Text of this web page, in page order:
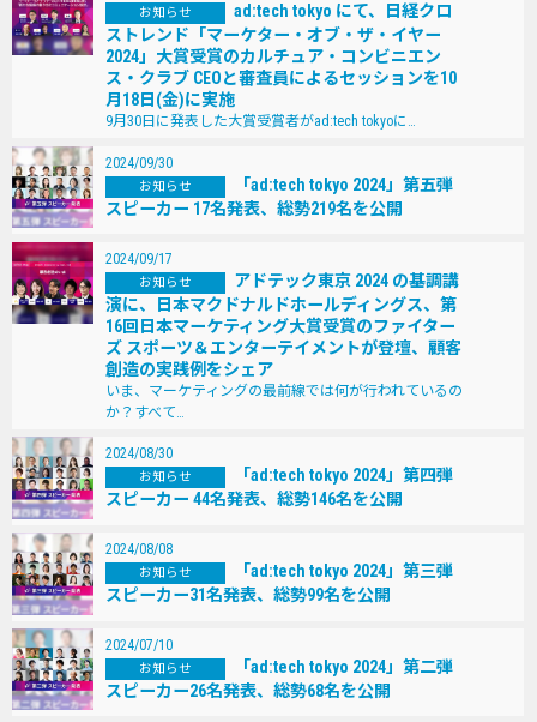
お知らせ
ad:tech tokyo にて、日経クロ
ストレンド「マーケター・オブ・ザ・イヤー
2024」大賞受賞のカルチュア・コンビニエン
ス・クラブ CEOと審査員によるセッションを10
月18日(金)に実施
9月30日に発表した大賞受賞者がad:tech tokyoに…
2024/09/30
お知らせ
「ad:tech tokyo 2024」第五弾
スピーカー 17名発表、総勢219名を公開
2024/09/17
お知らせ
アドテック東京 2024 の基調講
演に、日本マクドナルドホールディングス、第
16回日本マーケティング大賞受賞のファイター
ズ スポーツ＆エンターテイメントが登壇、顧客
創造の実践例をシェア
いま、マーケティングの最前線では何が行われているの
か？すべて…
2024/08/30
お知らせ
「ad:tech tokyo 2024」第四弾
スピーカー 44名発表、総勢146名を公開
2024/08/08
お知らせ
「ad:tech tokyo 2024」第三弾
スピーカー31名発表、総勢99名を公開
2024/07/10
お知らせ
「ad:tech tokyo 2024」第二弾
スピーカー26名発表、総勢68名を公開